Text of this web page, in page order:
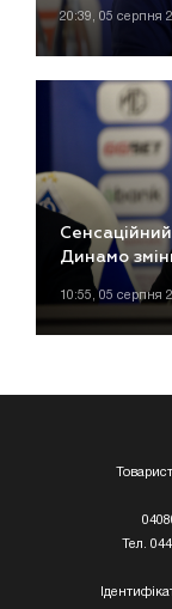
20:39, 05 серпня
Динамо
10:55, 05 серпня
Тел.